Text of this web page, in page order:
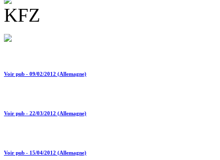
Voir pub - 09/02/2012 (Allemagne)
Voir pub - 22/03/2012 (Allemagne)
Voir pub - 15/04/2012 (Allemagne)